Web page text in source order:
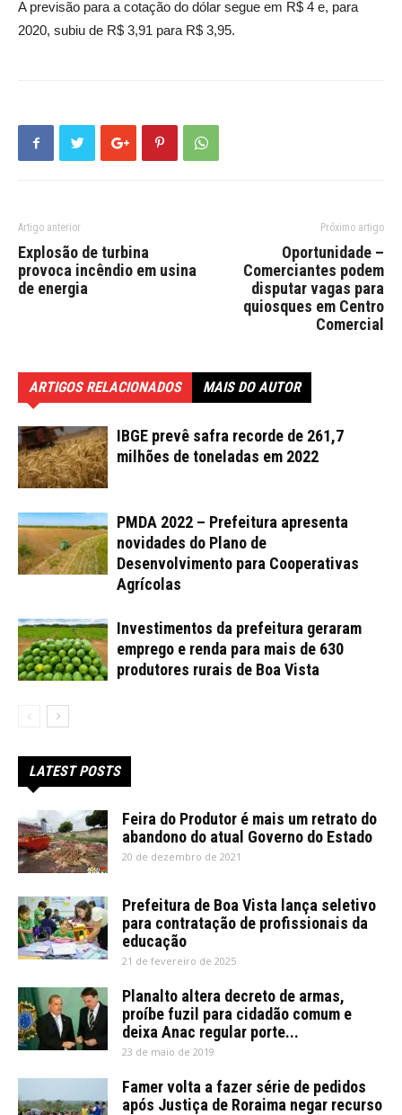
A previsão para a cotação do dólar segue em R$ 4 e, para
2020, subiu de R$ 3,91 para R$ 3,95.
Artigo anterior
Explosão de turbina
provoca incêndio em usina
de energia
Próximo artigo
Oportunidade –
Comerciantes podem
disputar vagas para
quiosques em Centro
Comercial
ARTIGOS RELACIONADOS MAIS DO AUTOR
IBGE prevê safra recorde de 261,7
milhões de toneladas em 2022
PMDA 2022 – Prefeitura apresenta
novidades do Plano de
Desenvolvimento para Cooperativas
Agrícolas
Investimentos da prefeitura geraram
emprego e renda para mais de 630
produtores rurais de Boa Vista
LATEST POSTS
Feira do Produtor é mais um retrato do
abandono do atual Governo do Estado
20 de dezembro de 2021
Prefeitura de Boa Vista lança seletivo
para contratação de profissionais da
educação
21 de fevereiro de 2025
Planalto altera decreto de armas,
proíbe fuzil para cidadão comum e
deixa Anac regular porte...
23 de maio de 2019
Famer volta a fazer série de pedidos
após Justiça de Roraima negar recurso